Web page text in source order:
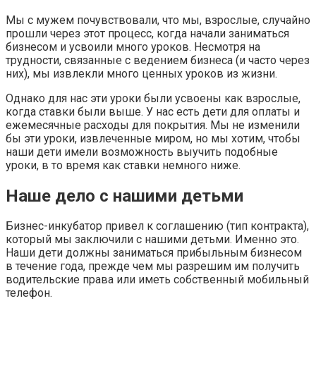
Мы с мужем почувствовали, что мы, взрослые, случайно
прошли через этот процесс, когда начали заниматься
бизнесом и усвоили много уроков. Несмотря на
трудности, связанные с ведением бизнеса (и часто через
них), мы извлекли много ценных уроков из жизни.
Однако для нас эти уроки были усвоены как взрослые,
когда ставки были выше. У нас есть дети для оплаты и
ежемесячные расходы для покрытия. Мы не изменили
бы эти уроки, извлеченные миром, но мы хотим, чтобы
наши дети имели возможность выучить подобные
уроки, в то время как ставки немного ниже.
Наше дело с нашими детьми
Бизнес-инкубатор привел к соглашению (тип контракта),
который мы заключили с нашими детьми. Именно это.
Наши дети должны заниматься прибыльным бизнесом
в течение года, прежде чем мы разрешим им получить
водительские права или иметь собственный мобильный
телефон.